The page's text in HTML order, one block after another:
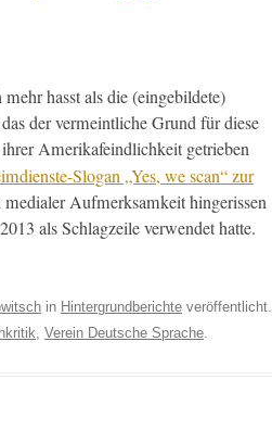
has­st als die (einge­bildete)
der ver­meintliche Grund für diese
Amerikafeindlichkeit getrieben
Slo­gan „Yes, we scan“ zur
Aufmerk­samkeit hin­geris­sen
als Schlagzeile ver­wen­det hat­te.
in Hintergrundberichte veröffentlicht.
, Verein Deutsche Sprache.